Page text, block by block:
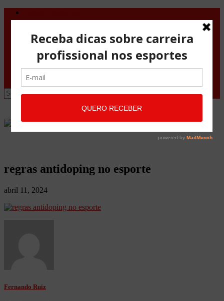
Vistos de viagem
Orientações Gerais
Fale Conosco
Advocacia Maria Pessoa
Advocacia Maria Pessoa Desportivo
regras antidoping no esporte
abril 11, 2024
Fernando Ruiz